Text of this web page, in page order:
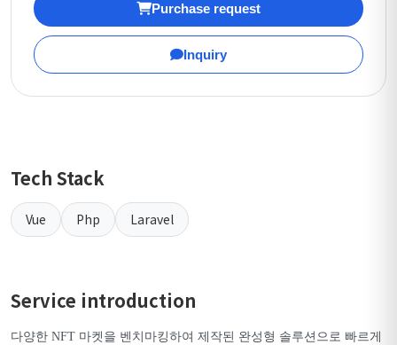
Purchase request
Inquiry
Tech Stack
Vue Php Laravel
Service introduction
다양한 NFT 마켓을 벤치마킹하여 제작된 완성형 솔루션으로 빠르게